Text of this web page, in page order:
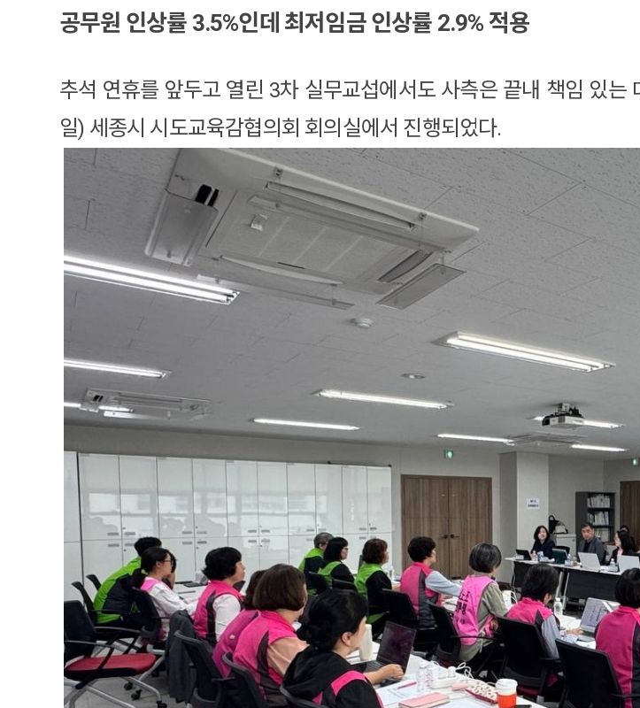
공무원 인상률 3.5%인데 최저임금 인상률 2.9% 적용
추석 연휴를 앞두고 열린 3차 실무교섭에서도 사측은 끝내 책임 있
일) 세종시 시도교육감협의회 회의실에서 진행되었다.